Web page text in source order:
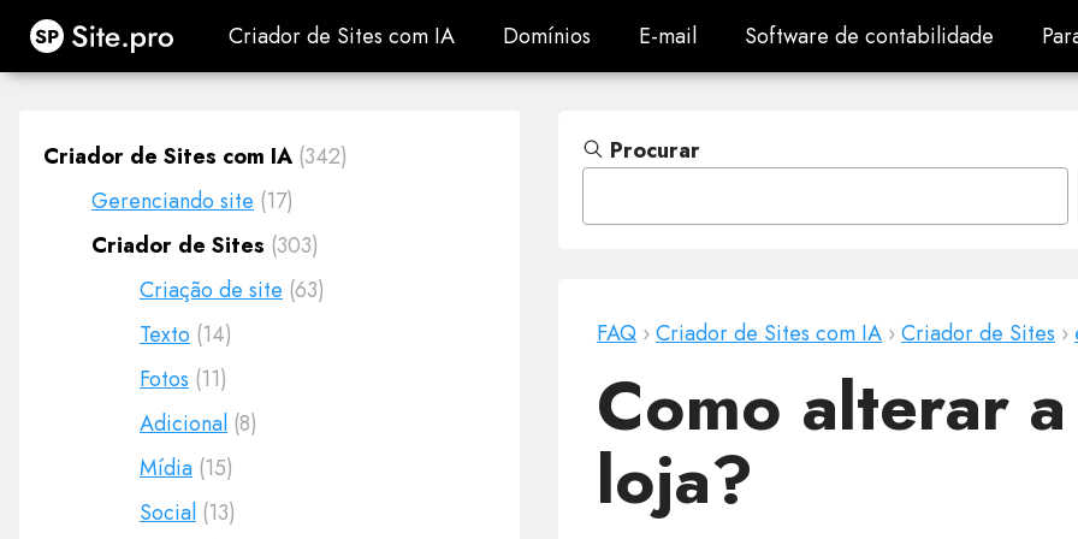
Site.pro Criador de Sites com IA
Criador de Sites com IA Domínios
Domínios E-mail
E-mail Software de contabilidade
Software de contabilidade
Criador de Sites com IA (342)
Gerenciando site (17)
Criador de Sites (303)
Criação de site (63)
Texto (14)
Fotos (11)
Adicional (8)
Mídia (15)
Social (13)
Procurar
FAQ ›Criador de Sites com IA ›Criador de Sites ›
Como alterar
loja?